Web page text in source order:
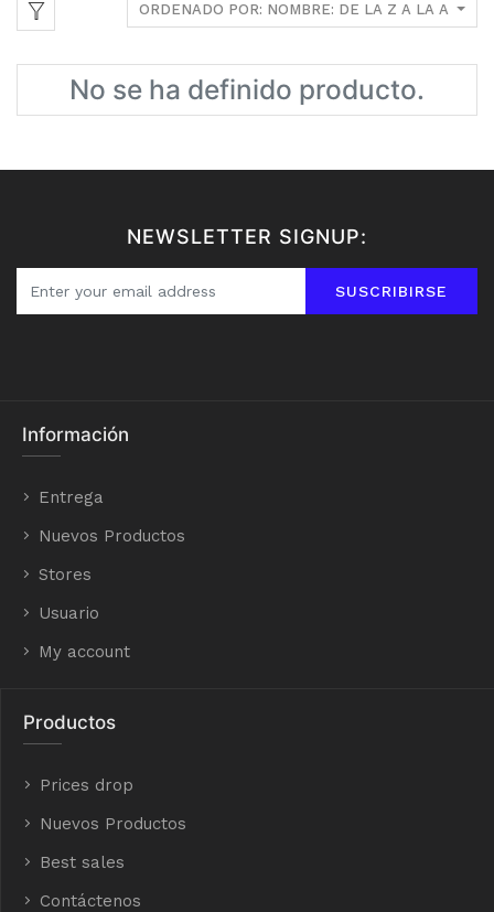
ORDENADO POR: NOMBRE: DE LA Z A LA A
No se ha definido producto.
NEWSLETTER SIGNUP:
SUSCRIBIRSE
Información
Entrega
Nuevos Productos
Stores
Usuario
My account
Productos
Prices drop
Nuevos Productos
Best sales
Contáctenos